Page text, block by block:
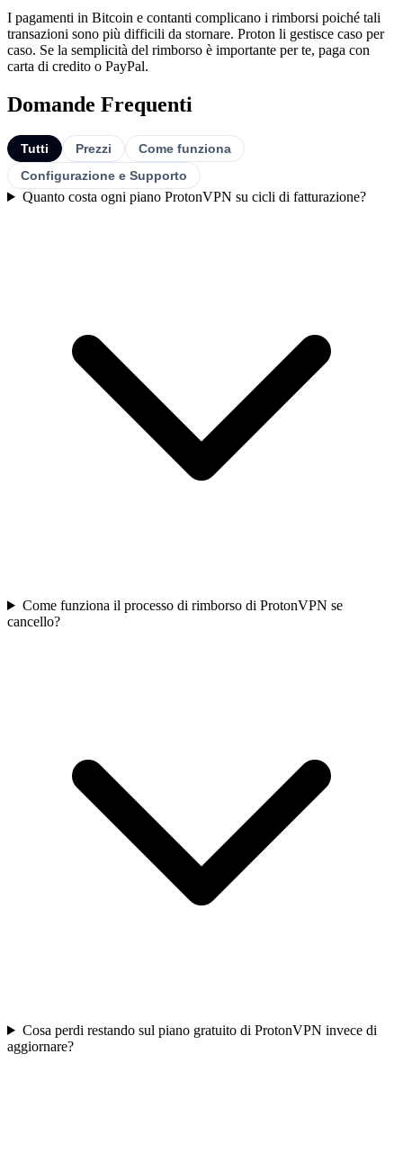
I pagamenti in Bitcoin e contanti complicano i rimborsi poiché tali
transazioni sono più difficili da stornare. Proton li gestisce caso per
caso. Se la semplicità del rimborso è importante per te, paga con
carta di credito o PayPal.
Domande Frequenti
Tutti Prezzi
Come funziona
Configurazione e Supporto
Quanto costa ogni piano ProtonVPN su cicli di fatturazione?
Come funziona il processo di rimborso di ProtonVPN se
cancello?
Cosa perdi restando sul piano gratuito di ProtonVPN invece di
aggiornare?